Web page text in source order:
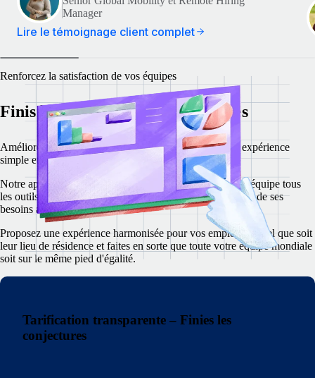
Manager
Lire le témoignage client complet
Renforcez la satisfaction de vos équipes
Finis les processus RH alambiqués
Améliorez la satisfaction de vos employés grâce à une expérience
simple et moderne pour vos principales tâches RH.
Notre application Web et mobile intuitive fournit à votre équipe tous
les outils et ressources nécessaires pour faciliter la gestion de ses
besoins au sein de l'entreprise.
Proposez une expérience harmonisée pour vos employés, quel que soit
leur lieu de résidence et faites en sorte que toute votre équipe mondiale
soit sur le même pied d'égalité.
Tarification transparente – Finies les
conjectures